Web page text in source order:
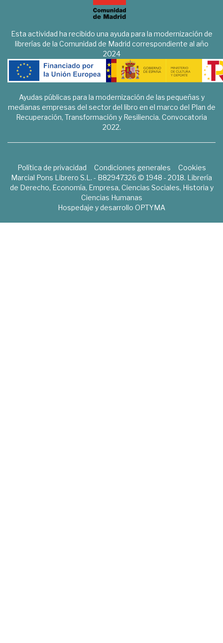
Esta actividad ha recibido una ayuda para la modernización de
librerías de la Comunidad de Madrid correspondiente al año
2024
Ayudas públicas para la modernización de las pequeñas y
medianas empresas del sector del libro en el marco del Plan de
Recuperación, Transformación y Resiliencia. Convocatoria
2022.
Política de privacidad Condiciones generales
Cookies
Marcial Pons Librero S.L. - B82947326 © 1948 - 2018. Librería
de Derecho, Economía, Empresa, Ciencias Sociales, Historia y
Ciencias Humanas
Hospedaje y desarrollo OPTYMA